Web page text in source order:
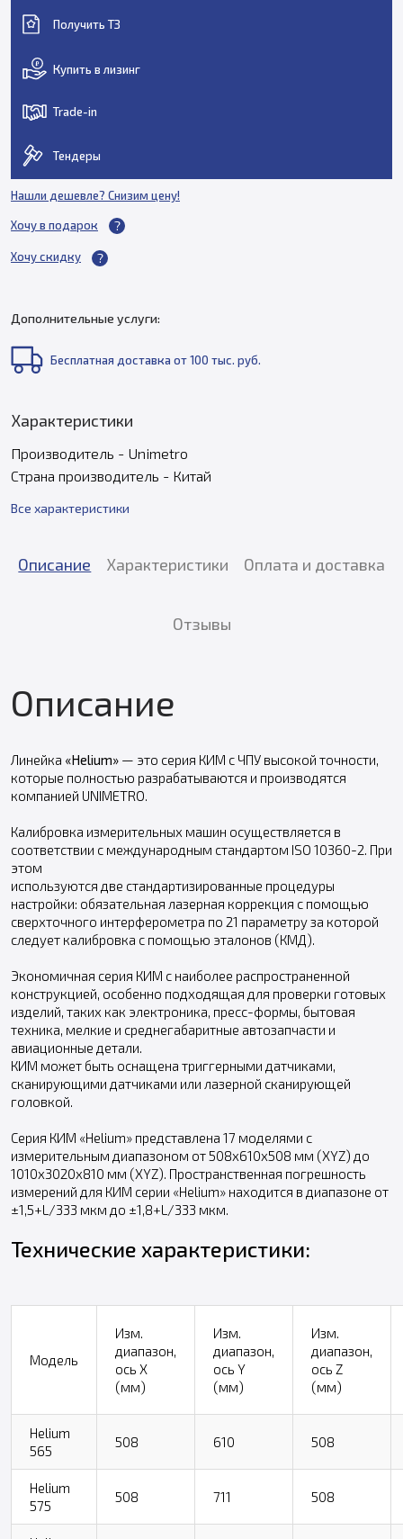
Получить ТЗ
Купить в лизинг
Trade-in
Тендеры
Нашли дешевле? Снизим цену!
Хочу в подарок
Хочу скидку
Дополнительные услуги:
Бесплатная доставка от 100 тыс. руб.
Характеристики
Производитель - Unimetro
Страна производитель - Китай
Все характеристики
Описание Характеристики Оплата и доставка
Отзывы
Описание
Линейка «Helium» — это серия КИМ с ЧПУ высокой точности,
которые полностью разрабатываются и производятся
компанией UNIMETRO.
Калибровка измерительных машин осуществляется в
соответствии с международным стандартом ISO 10360-2. При
этом
используются две стандартизированные процедуры
настройки: обязательная лазерная коррекция с помощью
сверхточного интерферометра по 21 параметру за которой
следует калибровка с помощью эталонов (КМД).
Экономичная серия КИМ с наиболее распространенной
конструкцией, особенно подходящая для проверки готовых
изделий, таких как электроника, пресс-формы, бытовая
техника, мелкие и среднегабаритные автозапчасти и
авиационные детали.
КИМ может быть оснащена триггерными датчиками,
сканирующими датчиками или лазерной сканирующей
головкой.
Серия КИМ «Helium» представлена 17 моделями с
измерительным диапазоном от 508х610х508 мм (XYZ) до
1010х3020х810 мм (XYZ). Пространственная погрешность
измерений для КИМ серии «Helium» находится в диапазоне от
±1,5+L/333 мкм до ±1,8+L/333 мкм.
Технические характеристики:
Модель
Изм.
диапазон,
ось X
(мм)
Изм.
диапазон,
ось Y
(мм)
Изм.
диапазон,
ось Z
(мм)
Helium
565
508 610 508
Helium
575
508 711 508